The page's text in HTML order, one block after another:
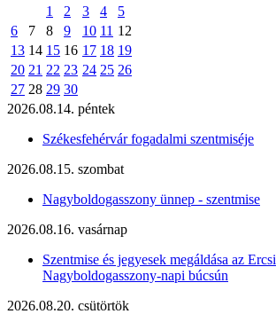
1
2 3 4
5
6
7 8 9 10 11 12
13 14 15 16 17 18 19
20 21 22 23 24 25 26
27 28 29 30
2026.08.14. péntek
Székesfehérvár fogadalmi szentmiséje
2026.08.15. szombat
Nagyboldogasszony ünnep - szentmise
2026.08.16. vasárnap
Szentmise és jegyesek megáldása az Ercsi
Nagyboldogasszony-napi búcsún
2026.08.20. csütörtök